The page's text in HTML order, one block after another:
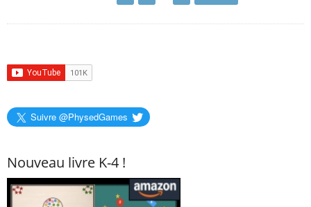
Suivre @PhysedGames
Nouveau livre K-4 !